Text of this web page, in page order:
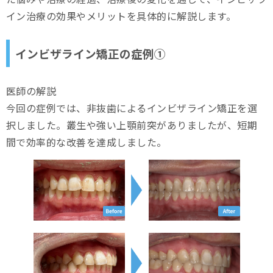
イン治療の効果やメリットを具体的に解説します。
インビザライン矯正の症例①
医師の解説
今回の症例では、非抜歯によるインビザライン矯正を選
択しました。叢生や強い上顎前突がありましたが、短期
間で効率的な改善を達成しました。